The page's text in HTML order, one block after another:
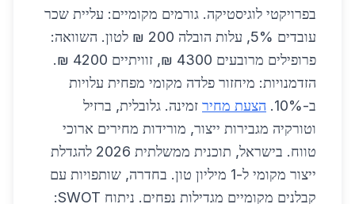
בפרויקטי לוגיסטיקה. גורמים מקומיים: עליית שכר
עובדים 5%, עלות הובלה 200 ₪ לטון. השוואה:
פרופילים מרובעים 4300 ₪, זוויתיים 4200 ₪.
הזדמנויות: מיחזור פלדה מקומי מפחית עלויות
ב-10%.
הצעת מחיר זמינה. גלובלית, ברזיל
וטורקיה מגבירות ייצור, מורידות מחירים ארוכי
טווח. בישראל, תוכנית ממשלתית 2026 להגדלת
ייצור מקומי ל-1 מיליון טון. בחדרה, שותפויות עם
קבלנים מקומיים מגדילות נפחים. ניתוח SWOT: